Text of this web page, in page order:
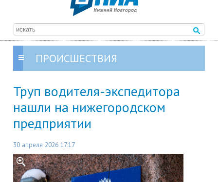
ПРОИСШЕСТВИЯ
Труп водителя-экспедитора
нашли на нижегородском
предприятии
30 апреля 2026 17:17